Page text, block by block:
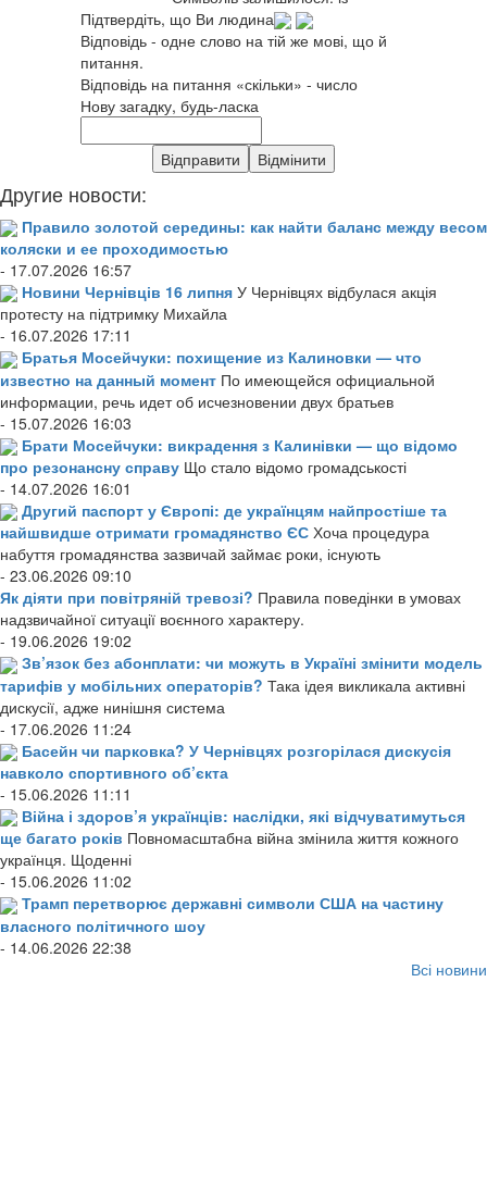
Підтвердіть, що Ви людина
Відповідь - одне слово на тій же мові, що й
питання.
Відповідь на питання «скільки» - число
Нову загадку, будь-ласка
Другие новости:
Правило золотой середины: как найти баланс между весом
коляски и ее проходимостью
- 17.07.2026 16:57
Новини Чернівців 16 липня У Чернівцях відбулася акція
протесту на підтримку Михайла
- 16.07.2026 17:11
Братья Мосейчуки: похищение из Калиновки — что
известно на данный момент По имеющейся официальной
информации, речь идет об исчезновении двух братьев
- 15.07.2026 16:03
Брати Мосейчуки: викрадення з Калинівки — що відомо
про резонансну справу Що стало відомо громадськості
- 14.07.2026 16:01
Другий паспорт у Європі: де українцям найпростіше та
найшвидше отримати громадянство ЄС Хоча процедура
набуття громадянства зазвичай займає роки, існують
- 23.06.2026 09:10
Як діяти при повітряній тревозі? Правила поведінки в умовах
надзвичайної ситуації воєнного характеру.
- 19.06.2026 19:02
Зв’язок без абонплати: чи можуть в Україні змінити модель
тарифів у мобільних операторів? Така ідея викликала активні
дискусії, адже нинішня система
- 17.06.2026 11:24
Басейн чи парковка? У Чернівцях розгорілася дискусія
навколо спортивного об’єкта
- 15.06.2026 11:11
Війна і здоров’я українців: наслідки, які відчуватимуться
ще багато років Повномасштабна війна змінила життя кожного
українця. Щоденні
- 15.06.2026 11:02
Трамп перетворює державні символи США на частину
власного політичного шоу
- 14.06.2026 22:38
Всі новини